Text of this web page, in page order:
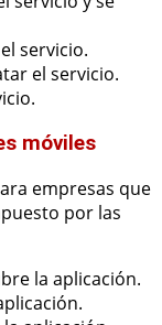
servicio.
el servicio.
móviles
empresas que
por las
la aplicación.